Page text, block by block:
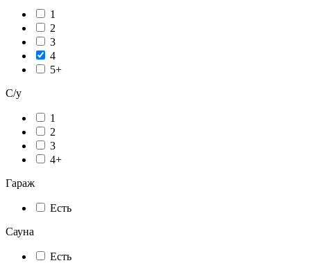
1
2
3
4
5+
С/у
1
2
3
4+
Гараж
Есть
Сауна
Есть